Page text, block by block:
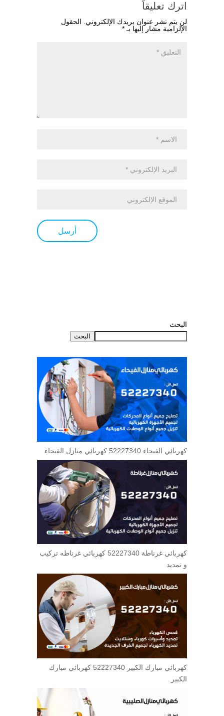
اترك تعليقاً
لن يتم نشر عنوان بريدك الإلكتروني.
الحقول
الإلزامية مشار إليها بـ *
البحث
البحث
كهربائي الفيحاء 52227340 كهربائي منازل الفيحاء
كهربائي غرناطة 52227340 كهربائي غرناطه تركيب
و تمديد
كهربائي مبارك الكبير 52227340 كهربائي مبارك
الكبير